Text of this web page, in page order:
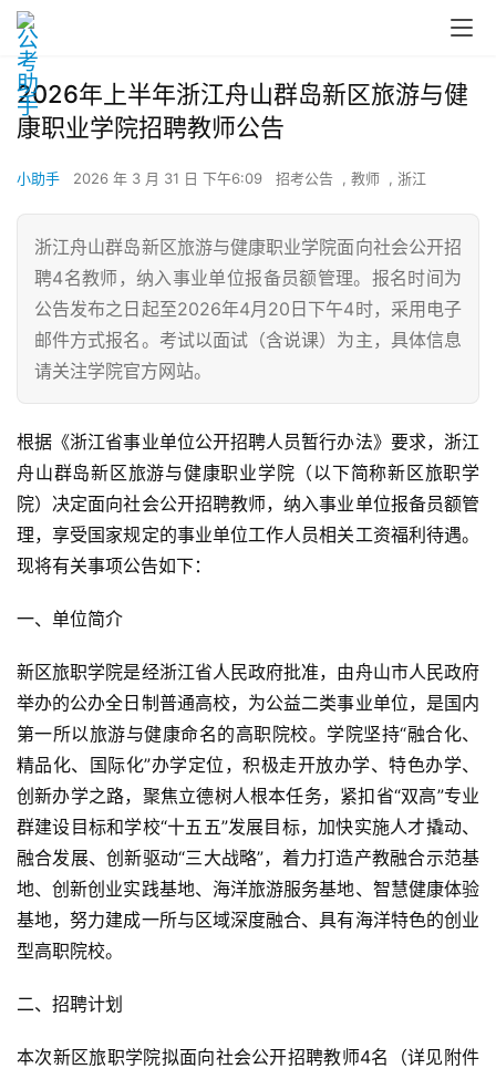
2026年上半年浙江舟山群岛新区旅游与健
康职业学院招聘教师公告
小助手 2026 年 3 月 31 日 下午6:09 招考公告 , 教师 , 浙江
浙江舟山群岛新区旅游与健康职业学院面向社会公开招
聘4名教师，纳入事业单位报备员额管理。报名时间为
公告发布之日起至2026年4月20日下午4时，采用电子
邮件方式报名。考试以面试（含说课）为主，具体信息
请关注学院官方网站。
根据《浙江省事业单位公开招聘人员暂行办法》要求，浙江
舟山群岛新区旅游与健康职业学院（以下简称新区旅职学
院）决定面向社会公开招聘教师，纳入事业单位报备员额管
理，享受国家规定的事业单位工作人员相关工资福利待遇。
现将有关事项公告如下：
一、单位简介
新区旅职学院是经浙江省人民政府批准，由舟山市人民政府
举办的公办全日制普通高校，为公益二类事业单位，是国内
第一所以旅游与健康命名的高职院校。学院坚持“融合化、
精品化、国际化”办学定位，积极走开放办学、特色办学、
创新办学之路，聚焦立德树人根本任务，紧扣省“双高”专业
群建设目标和学校“十五五”发展目标，加快实施人才撬动、
融合发展、创新驱动“三大战略”，着力打造产教融合示范基
地、创新创业实践基地、海洋旅游服务基地、智慧健康体验
基地，努力建成一所与区域深度融合、具有海洋特色的创业
型高职院校。
二、招聘计划
本次新区旅职学院拟面向社会公开招聘教师4名（详见附件